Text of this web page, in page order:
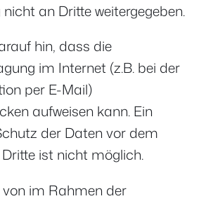
an Dritte weitergegeben.
hin, dass die
im Internet (z.B. bei der
per E-Mail)
aufweisen kann. Ein
der Daten vor dem
ist nicht möglich.
im Rahmen der